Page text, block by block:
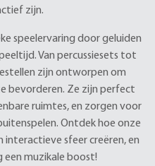
zijn.
speelervaring door geluiden
Van percussiesets tot
zijn ontworpen om
bevorderen. Ze zijn perfect
ruimtes, en zorgen voor
Ontdek hoe onze
interactieve sfeer creëren, en
een muzikale boost!